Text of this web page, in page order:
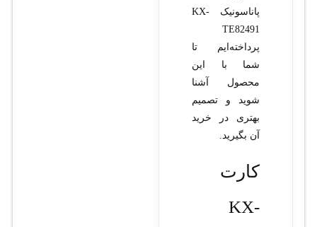
پاناسونیک KX-
TE82491
پرداخته‌ایم تا
شما با این
محصول آشنا
شوید و تصمیم
بهتری در خرید
آن بگیرید.
کارت
KX-